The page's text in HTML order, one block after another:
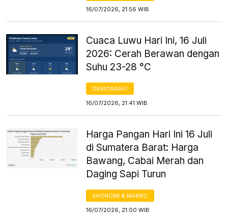
16/07/2026, 21:56 WIB
Cuaca Luwu Hari Ini, 16 Juli
2026: Cerah Berawan dengan
Suhu 23-28 °C
DEMOGRAFI
16/07/2026, 21:41 WIB
Harga Pangan Hari Ini 16 Juli
di Sumatera Barat: Harga
Bawang, Cabai Merah dan
Daging Sapi Turun
EKONOMI & MAKRO
16/07/2026, 21:00 WIB